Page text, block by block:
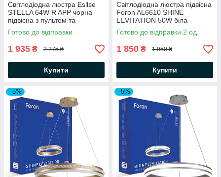
Світлодіодна люстра Esllse
STELLA 64W R APP чорна
підвісна з пультом та
додатком для телефону
400Х1200-BLACK/WHITE-
220-IP20
Готово до відправки
1 935 ₴ 2 275 ₴
Купити
Світлодіодна люстра підвісна
Feron AL6610 SHINE
LEVITATION 50W біла
Ø500×1200мм 3200Lm
нейтральне світло 4000K
220V IP20
Готово до відправки 2 од.
1 850 ₴ 1 950 ₴
Купити
–5% –5%